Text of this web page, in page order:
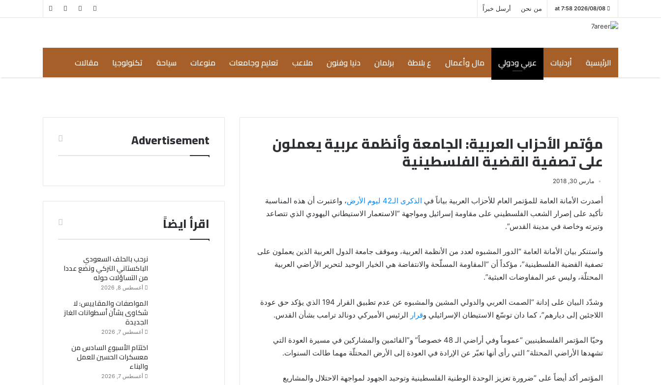
2026/08/08 at 7:58 من نحن أرسل خبراً مقال
الرئيسية أردنيات عربي ودولي مال وأعمال ع بلاطة برلمان دنيا وفنون ملاعب تعليم وجامعات منوعات سياحة تكنولوجيا مقالات
مؤتمر الأحزاب العربية: الجامعة وأنظمة عربية يعملون
على تصفية القضية الفلسطينية
مارس 30, 2018
أصدرت الأمانة العامة للمؤتمر العام للأحزاب العربية بياناً في الذكرى الـ42 ليوم الأرض
، واعتبرت أن هذه المناسبة
تأكيد على إصرار الشعب الفلسطيني على مقاومة إسرائيل ومواجهة “الاستعمار الاستيطاني اليهودي الذي تتصاعد
وتيرته وخاصة في مدينة القدس”.
واستنكر بيان الأمانة العامة “الدور المشبوه لعدد من الأنظمة العربية، وموقف جامعة الدول العربية الذين يعملون على
تصفية القضية الفلسطينية”، مؤكداً أن “المقاومة المسلّحة والانتفاضة هي الخيار الوحيد لتحرير الأراضي العربية
المحتلّة، وليس عبر المفاوضات العبثية”.
وشدّد البيان على إدانة “الصمت العربي والدولي المشين والمشبوه عن عدم تطبيق القرار 194 الذي يؤكد حق عودة
اللاجئين إلى ديارهم”، كما دان توسّع الاستيطان الإسرائيلي وقرار الرئيس الأميركي دونالد ترامب بشأن القدس.
وحيّا المؤتمر الفلسطينيين “عموماً وفي أراضي الـ 48 خصوصاً” و”القائمين والمشاركين في مسيرة العودة التي
تشهدها الأراضي المحتلة” التي رأى أنها تعبّر عن الإرادة في العودة إلى الأرض المحتلّة مهما طالت السنوات.
المؤتمر أكد أيضاً على “ضرورة تعزيز الوحدة الوطنية الفلسطينية وتوحيد الجهود لمواجهة الاحتلال والمشاريع
Advertisement
اقرأ ايضاً
نرحب بالحلف السعودي
الباكستاني التركي ونضع عددا
من التساؤلات حوله
أغسطس 8, 2026
المواصفات والمقاييس: لا
شكاوى بشأن أسطوانات الغاز
الجديدة
أغسطس 7, 2026
اختتام الأسبوع السادس من
معسكرات الحسين للعمل
والبناء
أغسطس 7, 2026